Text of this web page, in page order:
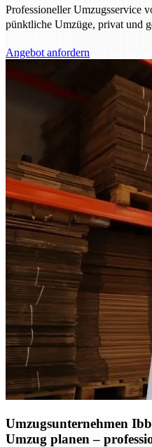
Professioneller Umzugsservice
pünktliche Umzüge, privat und
Angebot anfordern
Umzugsunternehmen
Umzug planen –